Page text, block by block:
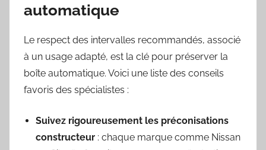
automatique
Le respect des intervalles recommandés, associé
à un usage adapté, est la clé pour préserver la
boîte automatique. Voici une liste des conseils
favoris des spécialistes :
Suivez rigoureusement les préconisations
constructeur : chaque marque comme Nissan